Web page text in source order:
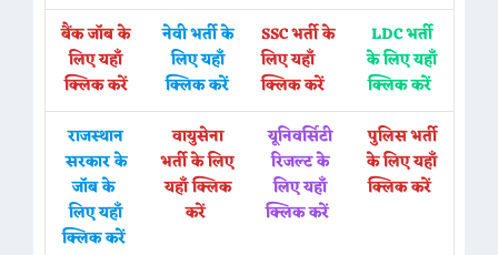
बैंक जॉब के
लिए यहाँ
क्लिक करें
नेवी भर्ती के
लिए यहाँ
क्लिक करें
SSC भर्ती के
लिए यहाँ
क्लिक करें
LDC भर्ती
के लिए यहाँ
क्लिक करें
राजस्थान
सरकार के
जॉब के
लिए यहाँ
क्लिक करें
वायुसेना
भर्ती के लिए
यहाँ क्लिक
करें
यूनिवर्सिटी
रिजल्ट के
लिए यहाँ
क्लिक करें
पुलिस भर्ती
के लिए यहाँ
क्लिक करें